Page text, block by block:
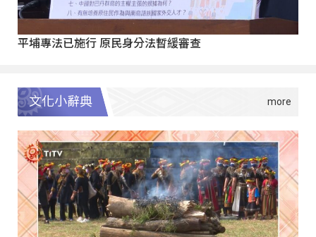
平埔專法已施行 原民身分法暫緩審查
文化小辭典